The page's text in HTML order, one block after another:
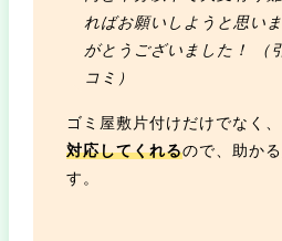
ればお願いしようと思い
がとうございました！ （
コミ）
ゴミ屋敷片付けだけでなく、
対応してくれるので、助か
す。